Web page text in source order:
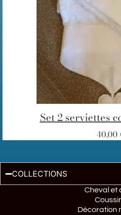
Set 2 serviettes
40,00
COLLECTIONS
Cheval et
Décoration